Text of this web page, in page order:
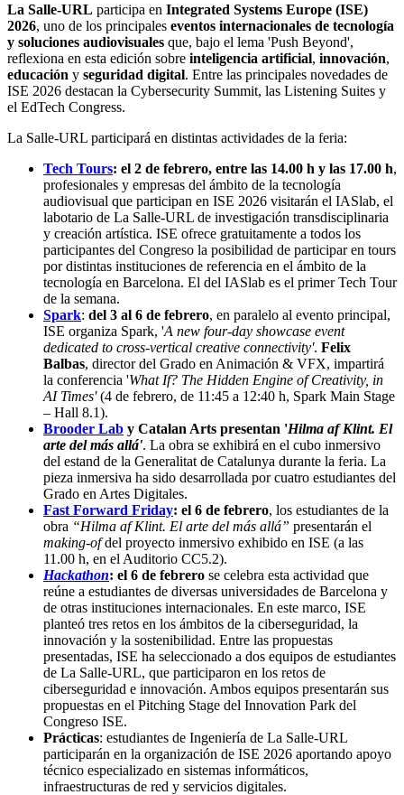
La Salle-URL participa en Integrated Systems Europe (ISE)
2026, uno de los principales eventos internacionales de tecnología
y soluciones audiovisuales que, bajo el lema 'Push Beyond',
reflexiona en esta edición sobre inteligencia artificial, innovación,
educación y seguridad digital. Entre las principales novedades de
ISE 2026 destacan la Cybersecurity Summit, las Listening Suites y
el EdTech Congress.
La Salle-URL participará en distintas actividades de la feria:
Tech Tours: el 2 de febrero, entre las 14.00 h y las 17.00 h,
profesionales y empresas del ámbito de la tecnología
audiovisual que participan en ISE 2026 visitarán el IASlab, el
labotario de La Salle-URL de investigación transdisciplinaria
y creación artística. ISE ofrece gratuitamente a todos los
participantes del Congreso la posibilidad de participar en tours
por distintas instituciones de referencia en el ámbito de la
tecnología en Barcelona. El del IASlab es el primer Tech Tour
de la semana.
Spark: del 3 al 6 de febrero, en paralelo al evento principal,
ISE organiza Spark, 'A new four-day showcase event
dedicated to cross-vertical creative connectivity'. Felix
Balbas, director del Grado en Animación & VFX, impartirá
la conferencia 'What If? The Hidden Engine of Creativity, in
AI Times'(4 de febrero, de 11:45 a 12:40 h, Spark Main Stage
– Hall 8.1).
Brooder Lab y Catalan Arts presentan 'Hilma af Klint. El
arte del más allá'. La obra se exhibirá en el cubo inmersivo
del estand de la Generalitat de Catalunya durante la feria. La
pieza inmersiva ha sido desarrollada por cuatro estudiantes del
Grado en Artes Digitales.
Fast Forward Friday: el 6 de febrero, los estudiantes de la
obra “Hilma af Klint. El arte del más allá” presentarán el
making-ofdel proyecto inmersivo exhibido en ISE (a las
11.00 h, en el Auditorio CC5.2).
Hackathon: el 6 de febrero se celebra esta actividad que
reúne a estudiantes de diversas universidades de Barcelona y
de otras instituciones internacionales. En este marco, ISE
planteó tres retos en los ámbitos de la ciberseguridad, la
innovación y la sostenibilidad. Entre las propuestas
presentadas, ISE ha seleccionado a dos equipos de estudiantes
de La Salle-URL, que participaron en los retos de
ciberseguridad e innovación. Ambos equipos presentarán sus
propuestas en el Pitching Stage del Innovation Park del
Congreso ISE.
Prácticas: estudiantes de Ingeniería de La Salle-URL
participarán en la organización de ISE 2026 aportando apoyo
técnico especializado en sistemas informáticos,
infraestructuras de red y servicios digitales.